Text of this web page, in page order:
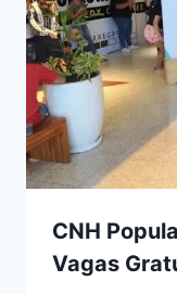
CNH
Vagas